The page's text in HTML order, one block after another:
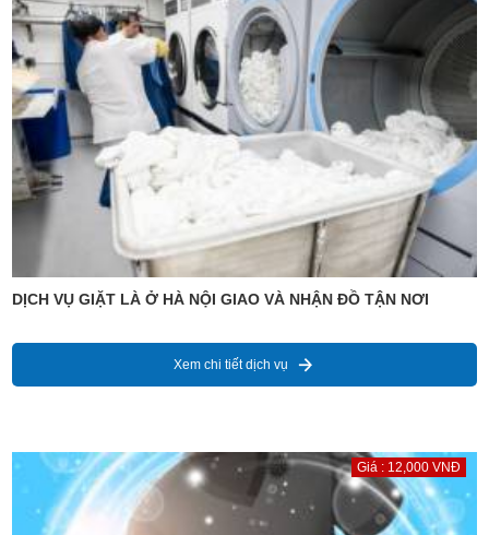
DỊCH VỤ GIẶT LÀ Ở HÀ NỘI GIAO VÀ NHẬN ĐỒ TẬN NƠI
Xem chi tiết dịch vụ
Giá : 12,000 VNĐ